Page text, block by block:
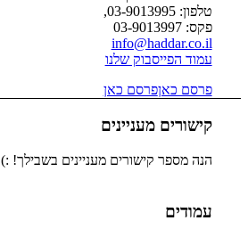
טלפון: 03-9013995,
פקס: 03-9013997
info@haddar.co.il
עמוד הפייסבוק שלנו
פרסם כאןפרסם כאן
קישורים מעניינים
הנה מספר קישורים מעניינים בשבילך! :)
עמודים